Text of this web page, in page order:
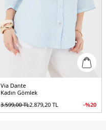
Via Dante
Kadın Gömlek
3.599,00TL2.879,20 TL -%20